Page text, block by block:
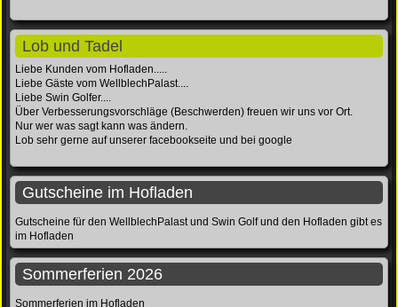
Lob und Tadel
Liebe Kunden vom Hofladen.....
Liebe Gäste vom WellblechPalast....
Liebe Swin Golfer....
Über Verbesserungsvorschläge (Beschwerden) freuen wir uns vor Ort.
Nur wer was sagt kann was ändern.
Lob sehr gerne auf unserer facebookseite und bei google
Gutscheine im Hofladen
Gutscheine für den WellblechPalast und Swin Golf und den Hofladen gibt es
im Hofladen
Sommerferien 2026
Sommerferien im Hofladen